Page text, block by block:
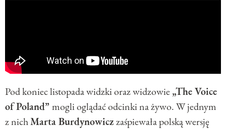
Pod koniec listopada widzki oraz widzowie„The Voice
of Poland” mogli oglądać odcinki na żywo. W jednym
z nichMarta Burdynowiczzaśpiewała polską wersję